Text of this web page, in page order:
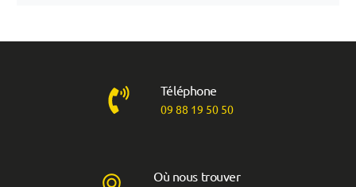
Téléphone
09 88 19 50 50
Où nous trouver